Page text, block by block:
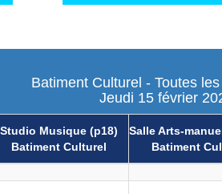
Studio Musique (p18)
Batiment Culturel
Salle Arts-
Batiment
Batiment Culturel - Toutes
Jeudi 15 février